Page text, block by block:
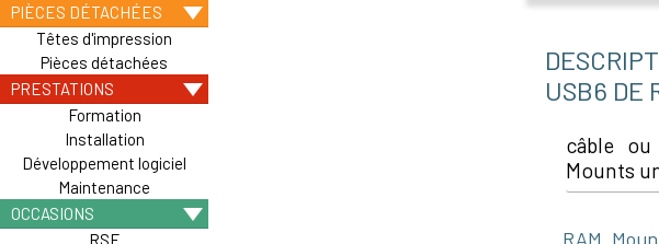
PIÈCES DÉTACHÉES
Têtes d'impression
Pièces détachées
PRESTATIONS
Formation
Installation
Développement logiciel
Maintenance
OCCASIONS
RSE
USB6 DE
câble ou
Mounts
RAM